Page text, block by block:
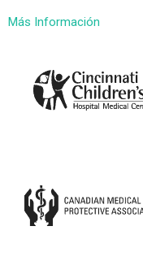
Más Información